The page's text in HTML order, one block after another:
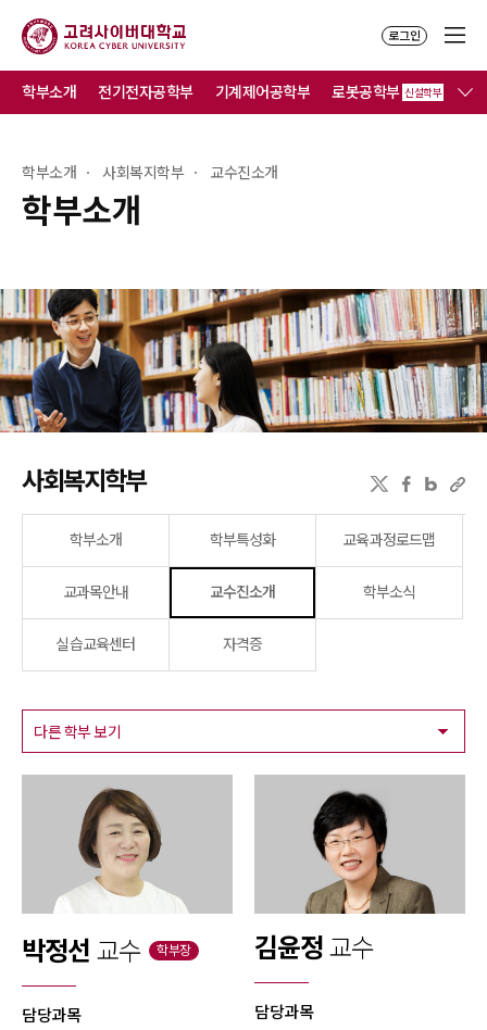
로그인
학부소개
학부소개 사회복지학부 교수진소개
학부소개 전기전자공학부 기계제어공학부 로봇공학부 신설학부 컴
사회복지학부
학부소개 학부특성화 교육과정로드맵
교과목안내 교수진소개 학부소식
실습교육센터 자격증
박정선 교수 학부장
담당과목
김윤정 교수
담당과목